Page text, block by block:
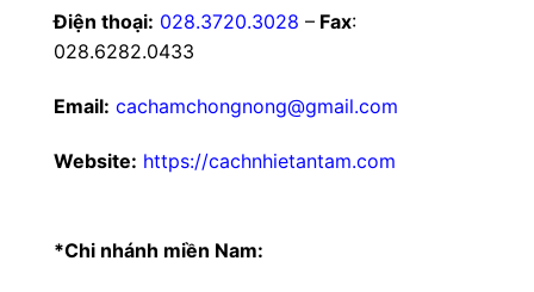
Điện thoại: 028.3720.3028 – Fax:
028.6282.0433
Email: cachamchongnong@gmail.com
Website: https://cachnhietantam.com
*Chi nhánh miền Nam: